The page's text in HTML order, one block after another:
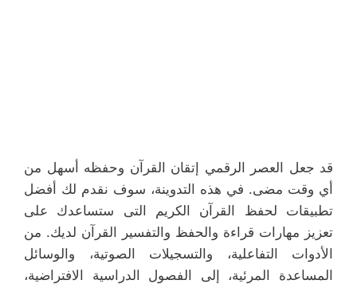
قد جعل العصر الرقمي إتقان القرآن وحفظه أسهل من
أي وقت مضى. في هذه التدوينة، سوف نقدم لك أفضل
تطبيقات لحفظ القرآن الكريم التى ستساعدك على
تعزيز مهارات قراءة والحفظ والتفسير القرآن لديك. من
الأدوات التفاعلية، والتسجيلات الصوتية، والوسائل
المساعدة المرئية، إلى الفصول الدراسية الافتراضية،